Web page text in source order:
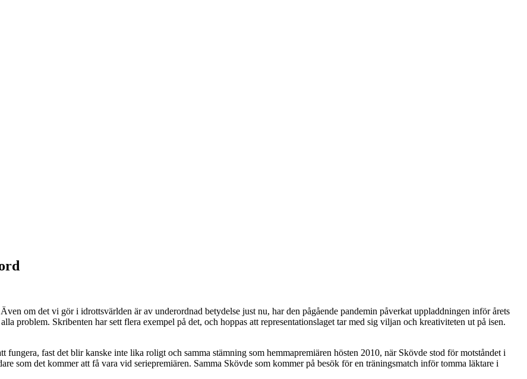
om det vi gör i idrottsvärlden är av underordnad betydelse just nu, har den pågående pandemin påverkat uppladdningen inför årets
problem. Skribenten har sett flera exempel på det, och hoppas att representationslaget tar med sig viljan och kreativiteten ut på isen.
fungera, fast det blir kanske inte lika roligt och samma stämning som hemmapremiären hösten 2010, när Skövde stod för motståndet i
som det kommer att få vara vid seriepremiären. Samma Skövde som kommer på besök för en träningsmatch inför tomma läktare i